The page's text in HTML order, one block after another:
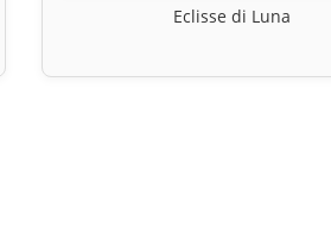
Eclisse di Luna